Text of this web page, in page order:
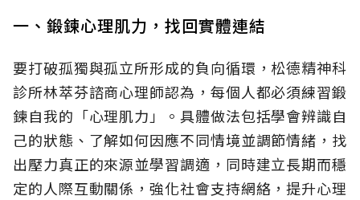
一、鍛鍊心理肌力，找回實體連結
要打破孤獨與孤立所形成的負向循環，松德精神科
診所林萃芬諮商心理師認為，每個人都必須練習鍛
鍊自我的「心理肌力」。具體做法包括學會辨識自
己的狀態、了解如何因應不同情境並調節情緒，找
出壓力真正的來源並學習調適，同時建立長期而穩
定的人際互動關係，強化社會支持網絡，提升心理